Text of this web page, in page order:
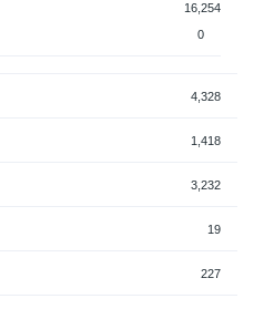
16,254
0
4,328
1,418
3,232
19
227